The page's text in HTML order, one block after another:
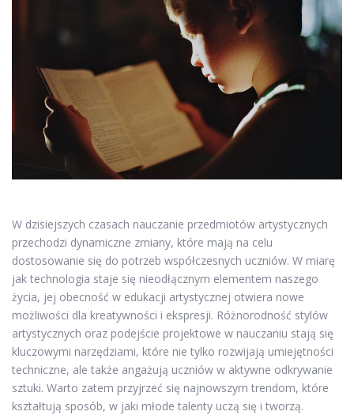
W dzisiejszych czasach nauczanie przedmiotów artystycznych
przechodzi dynamiczne zmiany, które mają na celu
dostosowanie się do potrzeb współczesnych uczniów. W miarę
jak technologia staje się nieodłącznym elementem naszego
życia, jej obecność w edukacji artystycznej otwiera nowe
możliwości dla kreatywności i ekspresji. Różnorodność stylów
artystycznych oraz podejście projektowe w nauczaniu stają się
kluczowymi narzędziami, które nie tylko rozwijają umiejętności
techniczne, ale także angażują uczniów w aktywne odkrywanie
sztuki. Warto zatem przyjrzeć się najnowszym trendom, które
kształtują sposób, w jaki młode talenty uczą się i tworzą.